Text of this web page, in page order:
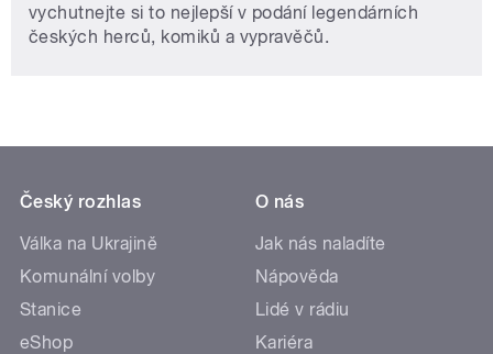
vychutnejte si to nejlepší v podání legendárních
českých herců, komiků a vypravěčů.
Český rozhlas
Válka na Ukrajině
Komunální volby
Stanice
eShop
O nás
Jak nás naladíte
Nápověda
Lidé v rádiu
Kariéra